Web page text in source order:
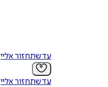
עד שתחזור אליי
עד שתחזור אליי